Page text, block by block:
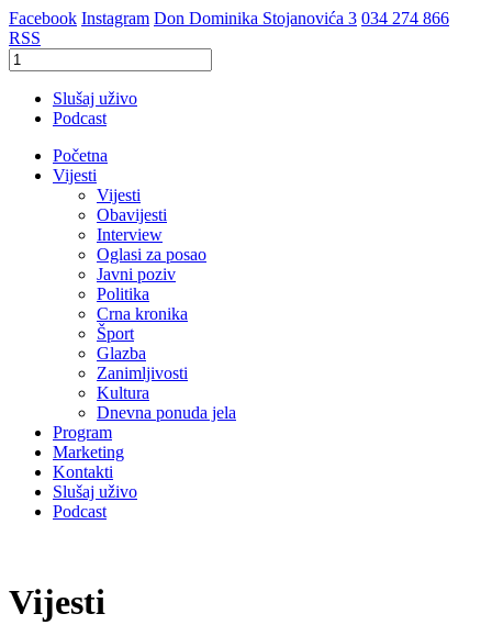
Facebook Instagram Don Dominika Stojanovića 3 034 274 866
RSS
Slušaj uživo
Podcast
Početna
Vijesti
Vijesti
Obavijesti
Interview
Oglasi za posao
Javni poziv
Politika
Crna kronika
Šport
Glazba
Zanimljivosti
Kultura
Dnevna ponuda jela
Program
Marketing
Kontakti
Slušaj uživo
Podcast
Vijesti